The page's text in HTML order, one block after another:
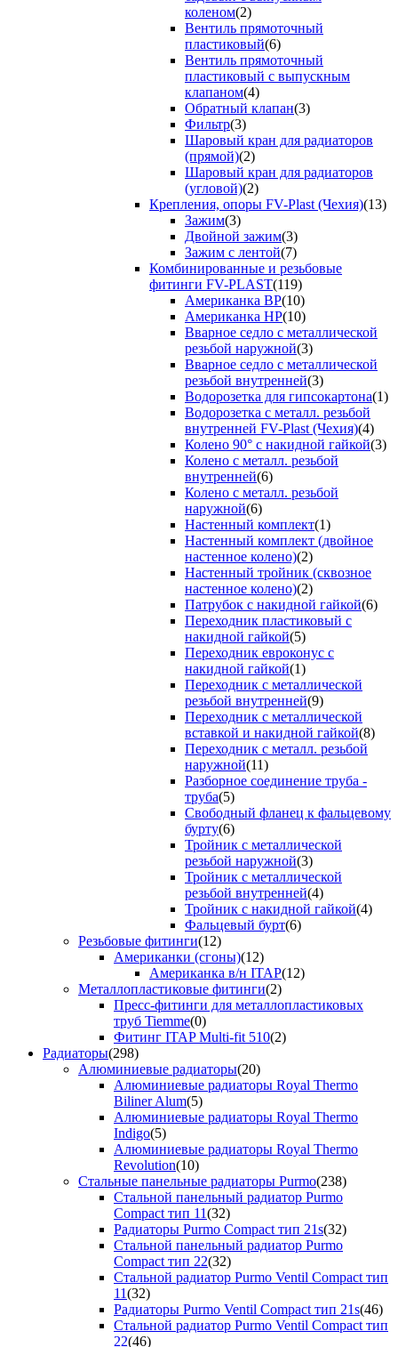
коленом(2)
Вентиль прямоточный
пластиковый(6)
Вентиль прямоточный
пластиковый с выпускным
клапаном(4)
Обратный клапан(3)
Фильтр(3)
Шаровый кран для радиаторов
(прямой)(2)
Шаровый кран для радиаторов
(угловой)(2)
Крепления, опоры FV-Plast (Чехия)(13)
Зажим(3)
Двойной зажим(3)
Зажим с лентой(7)
Комбинированные и резьбовые
фитинги FV-PLAST(119)
Американка ВР(10)
Американка НР(10)
Вварное седло с металлической
резьбой наружной(3)
Вварное седло с металлической
резьбой внутренней(3)
Водорозетка для гипсокартона(1)
Водорозетка с металл. резьбой
внутренней FV-Plast (Чехия)(4)
Колено 90° с накидной гайкой(3)
Колено с металл. резьбой
внутренней(6)
Колено с металл. резьбой
наружной(6)
Настенный комплект(1)
Настенный комплект (двойное
настенное колено)(2)
Настенный тройник (сквозное
настенное колено)(2)
Патрубок с накидной гайкой(6)
Переходник пластиковый с
накидной гайкой(5)
Переходник евроконус с
накидной гайкой(1)
Переходник с металлической
резьбой внутренней(9)
Переходник с металлической
вставкой и накидной гайкой(8)
Переходник с металл. резьбой
наружной(11)
Разборное соединение труба -
труба(5)
Свободный фланец к фальцевому
бурту(6)
Тройник с металлической
резьбой наружной(3)
Тройник с металлической
резьбой внутренней(4)
Тройник с накидной гайкой(4)
Фальцевый бурт(6)
Резьбовые фитинги(12)
Американки (сгоны)(12)
Американка в/н ITAP(12)
Металлопластиковые фитинги(2)
Пресс-фитинги для металлопластиковых
труб Tiemme(0)
Фитинг ITAP Multi-fit 510(2)
Радиаторы(298)
Алюминиевые радиаторы(20)
Алюминиевые радиаторы Royal Thermo
Biliner Alum(5)
Алюминиевые радиаторы Royal Thermo
Indigo(5)
Алюминиевые радиаторы Royal Thermo
Revolution(10)
Стальные панельные радиаторы Purmo(238)
Стальной панельный радиатор Purmo
Compact тип 11(32)
Радиаторы Purmo Compact тип 21s(32)
Стальной панельный радиатор Purmo
Compact тип 22(32)
Стальной радиатор Purmo Ventil Compact тип
11(32)
Радиаторы Purmo Ventil Compact тип 21s(46)
Стальной радиатор Purmo Ventil Compact тип
22(46)